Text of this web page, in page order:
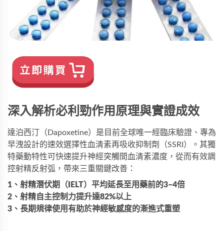
深入解析必利勁作用原理與實證成效
達泊西汀（Dapoxetine）是目前全球唯一經臨床驗證、專為
早洩設計的速效選擇性血清素再吸收抑制劑（SSRI）。其獨
特藥動特性可快速提升神經突觸間血清素濃度，從而有效調
控射精反射弧，帶來三重關鍵改善：
1、射精潛伏期（IELT）平均延長至用藥前的3–4倍
2、射精自主控制力提升達82%以上
3、長期規律使用有助於神經敏感度的漸進式重塑